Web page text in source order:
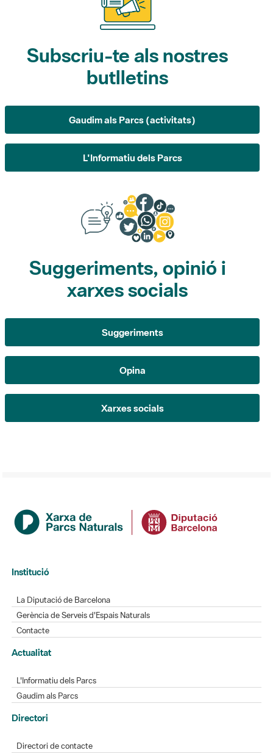
Subscriu-te als nostres
butlletins
Gaudim als Parcs (activitats)
L'Informatiu dels Parcs
Suggeriments, opinió i
xarxes socials
Suggeriments
Opina
Xarxes socials
Institució
La Diputació de Barcelona
Gerència de Serveis d'Espais Naturals
Contacte
Actualitat
L'Informatiu dels Parcs
Gaudim als Parcs
Directori
Directori de contacte